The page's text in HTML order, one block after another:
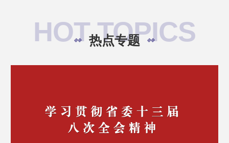
HOT TOPICS
热点专题